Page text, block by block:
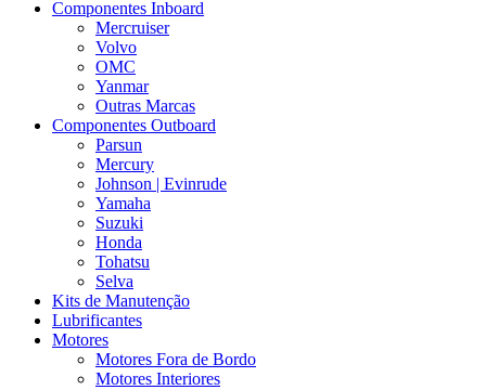
Componentes Inboard
Mercruiser
Volvo
OMC
Yanmar
Outras Marcas
Componentes Outboard
Parsun
Mercury
Johnson | Evinrude
Yamaha
Suzuki
Honda
Tohatsu
Selva
Kits de Manutenção
Lubrificantes
Motores
Motores Fora de Bordo
Motores Interiores